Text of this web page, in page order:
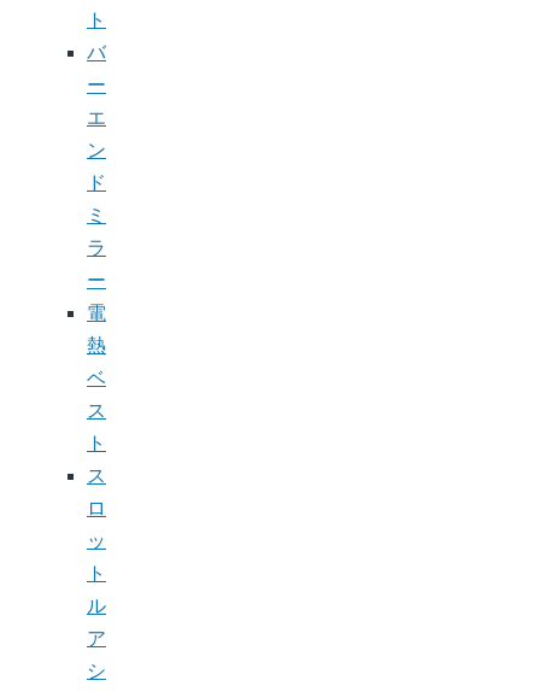
ト
バ
ー
エ
ン
ド
ミ
ラ
ー
電
熱
ベ
ス
ト
ス
ロ
ッ
ト
ル
ア
シ